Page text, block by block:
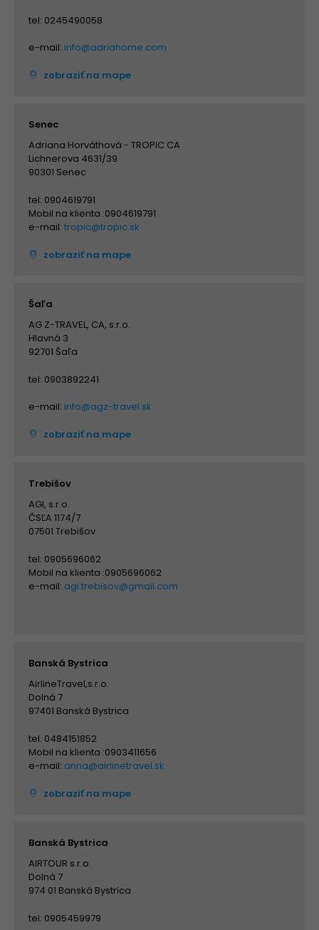
tel: 0245490058
e-mail: info@adriahome.com
zobraziť na mape
Senec
Adriana Horváthová - TROPIC CA
Lichnerova 4631/39
90301 Senec
tel: 0904619791
Mobil na klienta :0904619791
e-mail: tropic@tropic.sk
zobraziť na mape
Šaľa
AG Z-TRAVEL, CA, s.r.o.
Hlavná 3
92701 Šaľa
tel: 0903892241
e-mail: info@agz-travel.sk
zobraziť na mape
Trebišov
AGI, s.r.o.
ČSĽA 1174/7
07501 Trebišov
tel: 0905696062
Mobil na klienta :0905696062
e-mail: agi.trebisov@gmail.com
Banská Bystrica
AirlineTravel,s.r.o.
Dolná 7
97401 Banská Bystrica
tel: 0484151852
Mobil na klienta :0903411656
e-mail: anna@airlinetravel.sk
zobraziť na mape
Banská Bystrica
AIRTOUR s.r.o.
Dolná 7
974 01 Banská Bystrica
tel: 0905459979